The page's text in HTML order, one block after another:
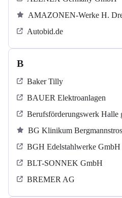
AMAZONEN-Werke H.
Autobid.de
B
Baker Tilly
BAUER Elektroanlagen
Berufsförderungswerk Halle
BG Klinikum
BGH Edelstahlwerke GmbH
BLT-SONNEK GmbH
BREMER AG